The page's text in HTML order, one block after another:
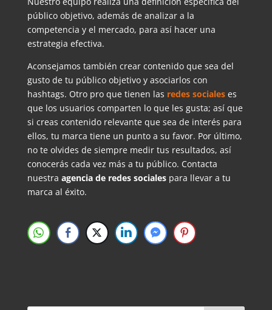
público objetivo, además de analizar a la
competencia y el mercado, para así hacer una
estrategia efectiva.
Aconsejamos también crear contenido que sea del
gusto de tu público objetivo y asociarlos con
hashtags. Otro pro que tienen las redes socialeses
que los usuarios comparten lo que les gusta; así que
si creas contenido relevante que sea de interés para
ellos, tu marca tiene un punto a su favor. Por último,
no te olvides de siempre medir tus resultados, así
conocerás cada vez más a tu público. Contacta
nuestra agencia de redes socialespara llevar a tu
marca al éxito.